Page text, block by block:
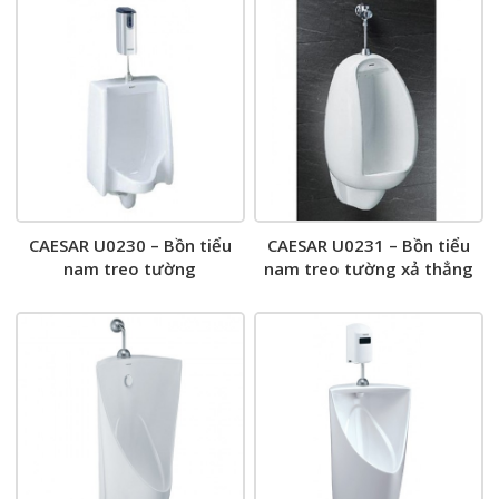
CAESAR U0230 – Bồn tiểu
nam treo tường
CAESAR U0231 – Bồn tiểu
nam treo tường xả thẳng